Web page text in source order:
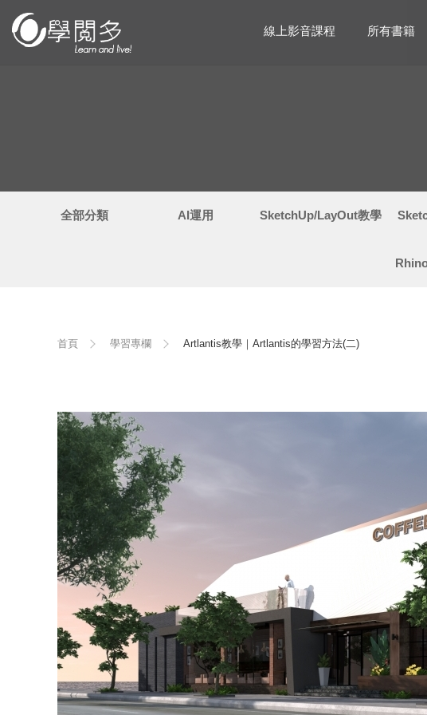
線上影音課程 所有書籍
全部分類 AI運用 SketchUp/LayOut教學
首頁 學習專欄 Artlantis教學｜Artlantis的學習方法(二)